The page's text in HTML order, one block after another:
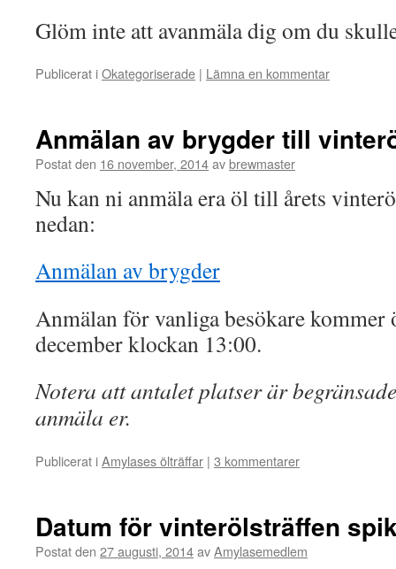
Glöm inte att avanmäla dig om du
Publicerat iOkategoriserade | Lämna en kommentar
Anmälan av brygder till
Postat den 16 november, 2014avbrewmaster
Nu kan ni anmäla era öl till årets
nedan:
Anmälan av brygder
Anmälan för vanliga besökare kommer
december klockan 13:00.
Notera att antalet platser är
anmäla er.
Publicerat iAmylases ölträffar | 3 kommentarer
Datum för vinterölsträffen
Postat den 27 augusti, 2014avAmylasemedlem